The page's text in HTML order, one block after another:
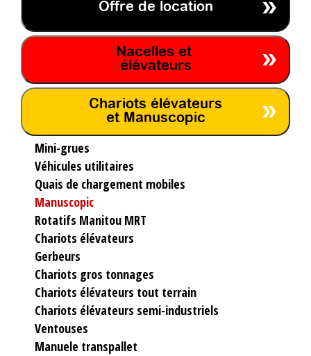
Offre de location
Nacelles et
élévateurs
Chariots élévateurs
et Manuscopic
Mini-grues
Véhicules utilitaires
Quais de chargement mobiles
Manuscopic
Rotatifs Manitou MRT
Chariots élévateurs
Gerbeurs
Chariots gros tonnages
Chariots élévateurs tout terrain
Chariots élévateurs semi-industriels
Ventouses
Manuele transpallet